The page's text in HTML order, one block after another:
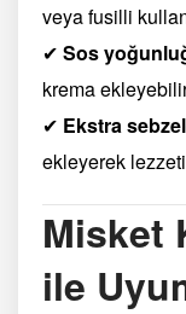
veya fusilli
✔ Sos
krema
✔ Ekstra
ekleyerek
Misket
ile